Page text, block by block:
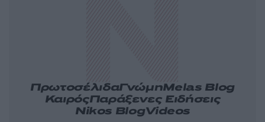
ΠρωτοσέλιδαΓνώμηMelas Blog
ΚαιρόςΠαράξενες Ειδήσεις
Nikos BlogVideos